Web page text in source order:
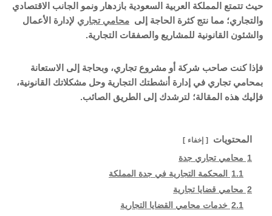
حيث تتمتع المملكة العربية السعودية بازدهار ونمو الجانب الاقتصادي
والتجاري؛ مما نتج كثرة الحاجة إلى محامي تجاري لإدارة الأعمال
والشئون القانونية للمشاريع والصفقات التجارية.
فإذا كنت صاحب شركة أو مشروع تجاري، وبحاجة إلى الاستعانة
بمحامي تجاري في إدارة أنشطتك التجارية وحل مشكلاتك القانونية،
فإليك هذه المقالة؛ لترشدك إلى الطريق الصائب.
المحتويات إخفاء
1 محامي تجاري جدة
1.1
المحكمة التجارية في جدة المملكة
2 محامي قضايا تجارية
2.1 خدمات محامي القضايا التجارية